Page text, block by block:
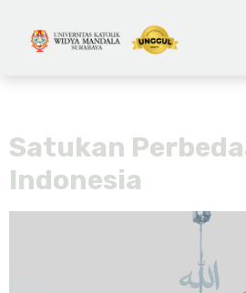
Satukan
Indonesia